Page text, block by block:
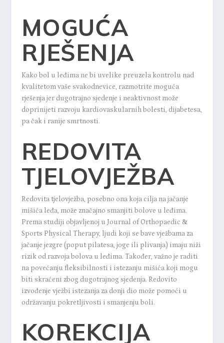
MOGUĆA
RJEŠENJA
Kako bol u leđima ne bi uvelike preuzela kontrolu nad
kvalitetom vaše svakodnevice, razmotrite moguća
rješenja jer dugotrajno sjedenje i neaktivnost može
doprinijeti razvoju kardiovaskularnih bolesti, dijabetesa,
pa čak i ranije smrtnosti.
REDOVITA
TJELOVJEŽBA
Redovita tjelovježba, posebno ona koja cilja na jačanje
mišića leđa, može značajno smanjiti bolove u leđima.
Prema studiji objavljenoj u Journal of Orthopaedic &
Sports Physical Therapy, ljudi koji se bave vježbama za
jačanje jezgre (poput pilatesa, joge ili plivanja) imaju niži
rizik od razvoja bolova u leđima. Također, važno je raditi
na povećanju fleksibilnosti i istezanju mišića koji mogu
biti skraćeni zbog dugotrajnog sjedenja. Redovito
izvođenje vježbi istezanja za donji dio može pomoći u
održavanju pokretljivosti i smanjenju boli.
KOREKCIJA